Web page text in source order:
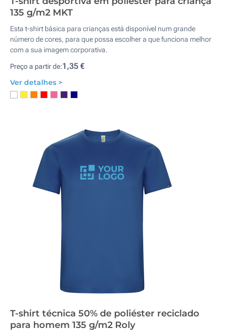
135 g/m2 MKT
Esta t-shirt básica para crianças está disponível num grande
número de cores, para que possa escolher a que funciona melhor
com a sua imagem corporativa.
Preço a partir de:1,35 €
Ver detalhes >
T-shirt técnica 50% de poliéster reciclado
para homem 135 g/m2 Roly